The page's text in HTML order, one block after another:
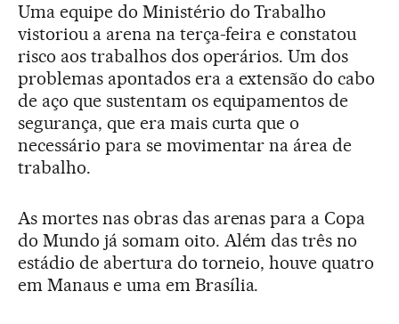
Uma equipe do Ministério do Trabalho
vistoriou a arena na terça-feira e constatou
risco aos trabalhos dos operários. Um dos
problemas apontados era a extensão do cabo
de aço que sustentam os equipamentos de
segurança, que era mais curta que o
necessário para se movimentar na área de
trabalho.
As mortes nas obras das arenas para a Copa
do Mundo já somam oito. Além das três no
estádio de abertura do torneio, houve quatro
em Manaus e uma em Brasília.